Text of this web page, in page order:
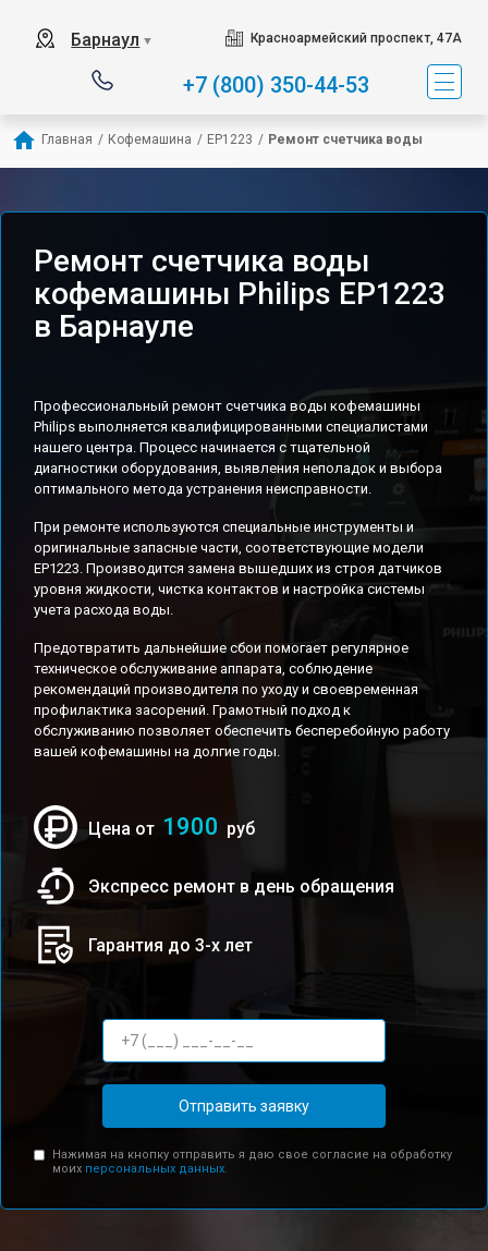
Барнаул ▼ Красноармейский проспект, 47А
+7 (800) 350-44-53
Главная / Кофемашина / EP1223 / Ремонт счетчика воды
Ремонт счетчика воды
кофемашины Philips EP1223
в Барнауле
Профессиональный ремонт счетчика воды кофемашины
Philips выполняется квалифицированными специалистами
нашего центра. Процесс начинается с тщательной
диагностики оборудования, выявления неполадок и выбора
оптимального метода устранения неисправности.
При ремонте используются специальные инструменты и
оригинальные запасные части, соответствующие модели
EP1223. Производится замена вышедших из строя датчиков
уровня жидкости, чистка контактов и настройка системы
учета расхода воды.
Предотвратить дальнейшие сбои помогает регулярное
техническое обслуживание аппарата, соблюдение
рекомендаций производителя по уходу и своевременная
профилактика засорений. Грамотный подход к
обслуживанию позволяет обеспечить бесперебойную работу
вашей кофемашины на долгие годы.
Цена от 1900 руб
Экспресс ремонт в день обращения
Гарантия до 3-х лет
Отправить заявку
Нажимая на кнопку отправить я даю свое согласие на обработку
моих персональных данных.